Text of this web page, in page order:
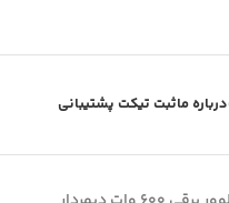
درباره ماثبت تیکت پشتیبانی